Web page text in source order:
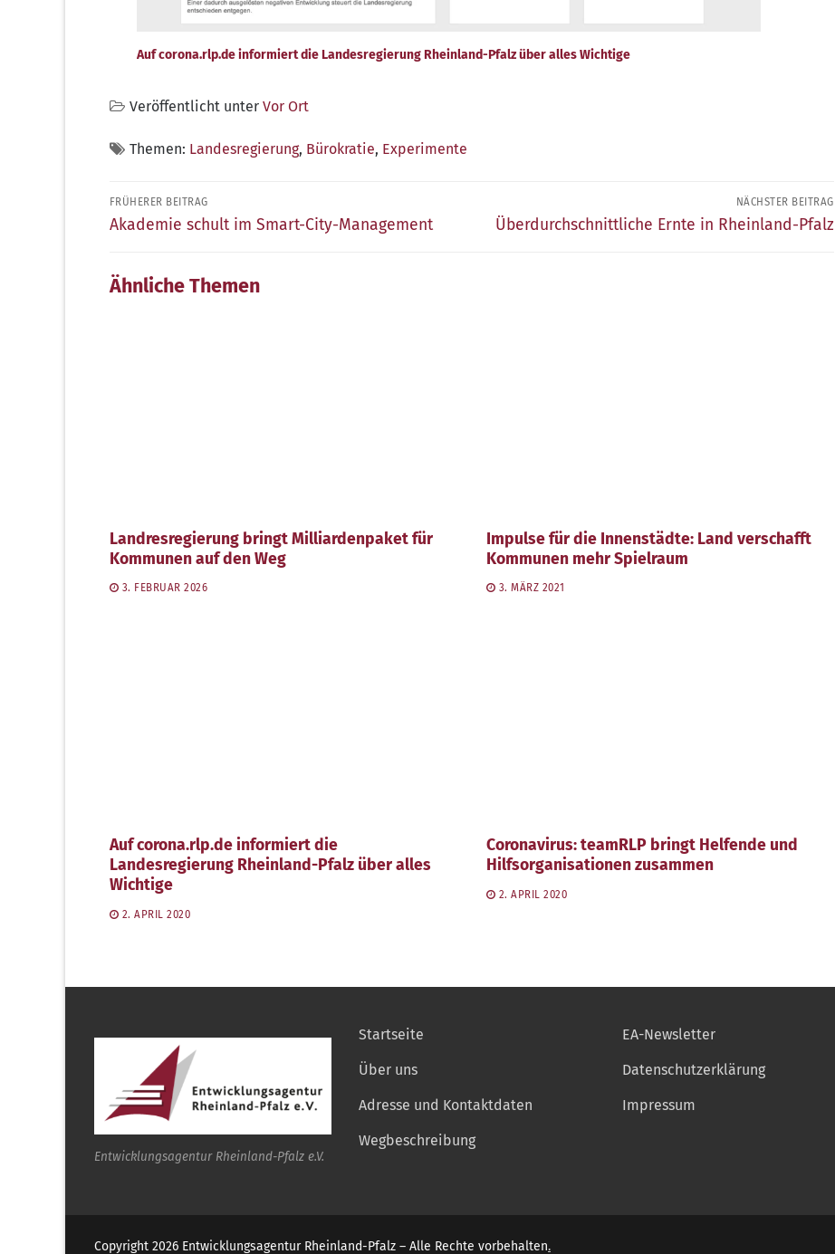
Auf coro​na​.rlp​.de informiert die Landesregierung Rheinland-Pfalz über alles Wichtige
Veröffentlicht unter Vor Ort
Themen: Landesregierung, Bürokratie, Experimente
Beitragsnavigation
FRÜHERER BEITRAG
Früherer
Akademie schult im Smart-City-Management
NÄCHSTER BEITRAG
Nächster
Überdurchschnittliche Ernte in Rheinland-Pfalz
Ähnliche Themen
Landresregierung bringt Milliardenpaket für
Kommunen auf den Weg
3. FEBRUAR 2026
Impulse für die Innenstädte: Land verschafft
Kommunen mehr Spielraum
3. MÄRZ 2021
Auf coro​na​.rlp​.de informiert die
Landesregierung Rheinland-Pfalz über alles
Wichtige
2. APRIL 2020
Coronavirus: teamRLP bringt Helfende und
Hilfsorganisationen zusammen
2. APRIL 2020
Entwicklungsagentur Rheinland-Pfalz e.V.
Startseite
Über uns
Adresse und Kontaktdaten
Wegbeschreibung
EA-Newsletter
Datenschutzerklärung
Impressum
Copyright 2026 Entwicklungsagentur Rheinland-Pfalz – Alle Rechte vorbehalten.